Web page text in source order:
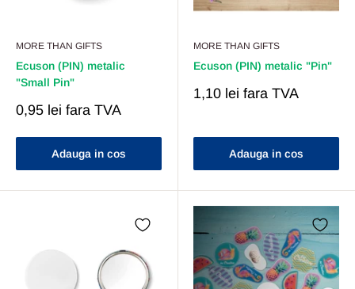
MORE THAN GIFTS
Ecuson (PIN) metalic
"Small Pin"
Pret
0,95 lei fara TVA
Adauga in cos
MORE THAN GIFTS
Ecuson (PIN) metalic "Pin"
Pret
1,10 lei fara TVA
Adauga in cos